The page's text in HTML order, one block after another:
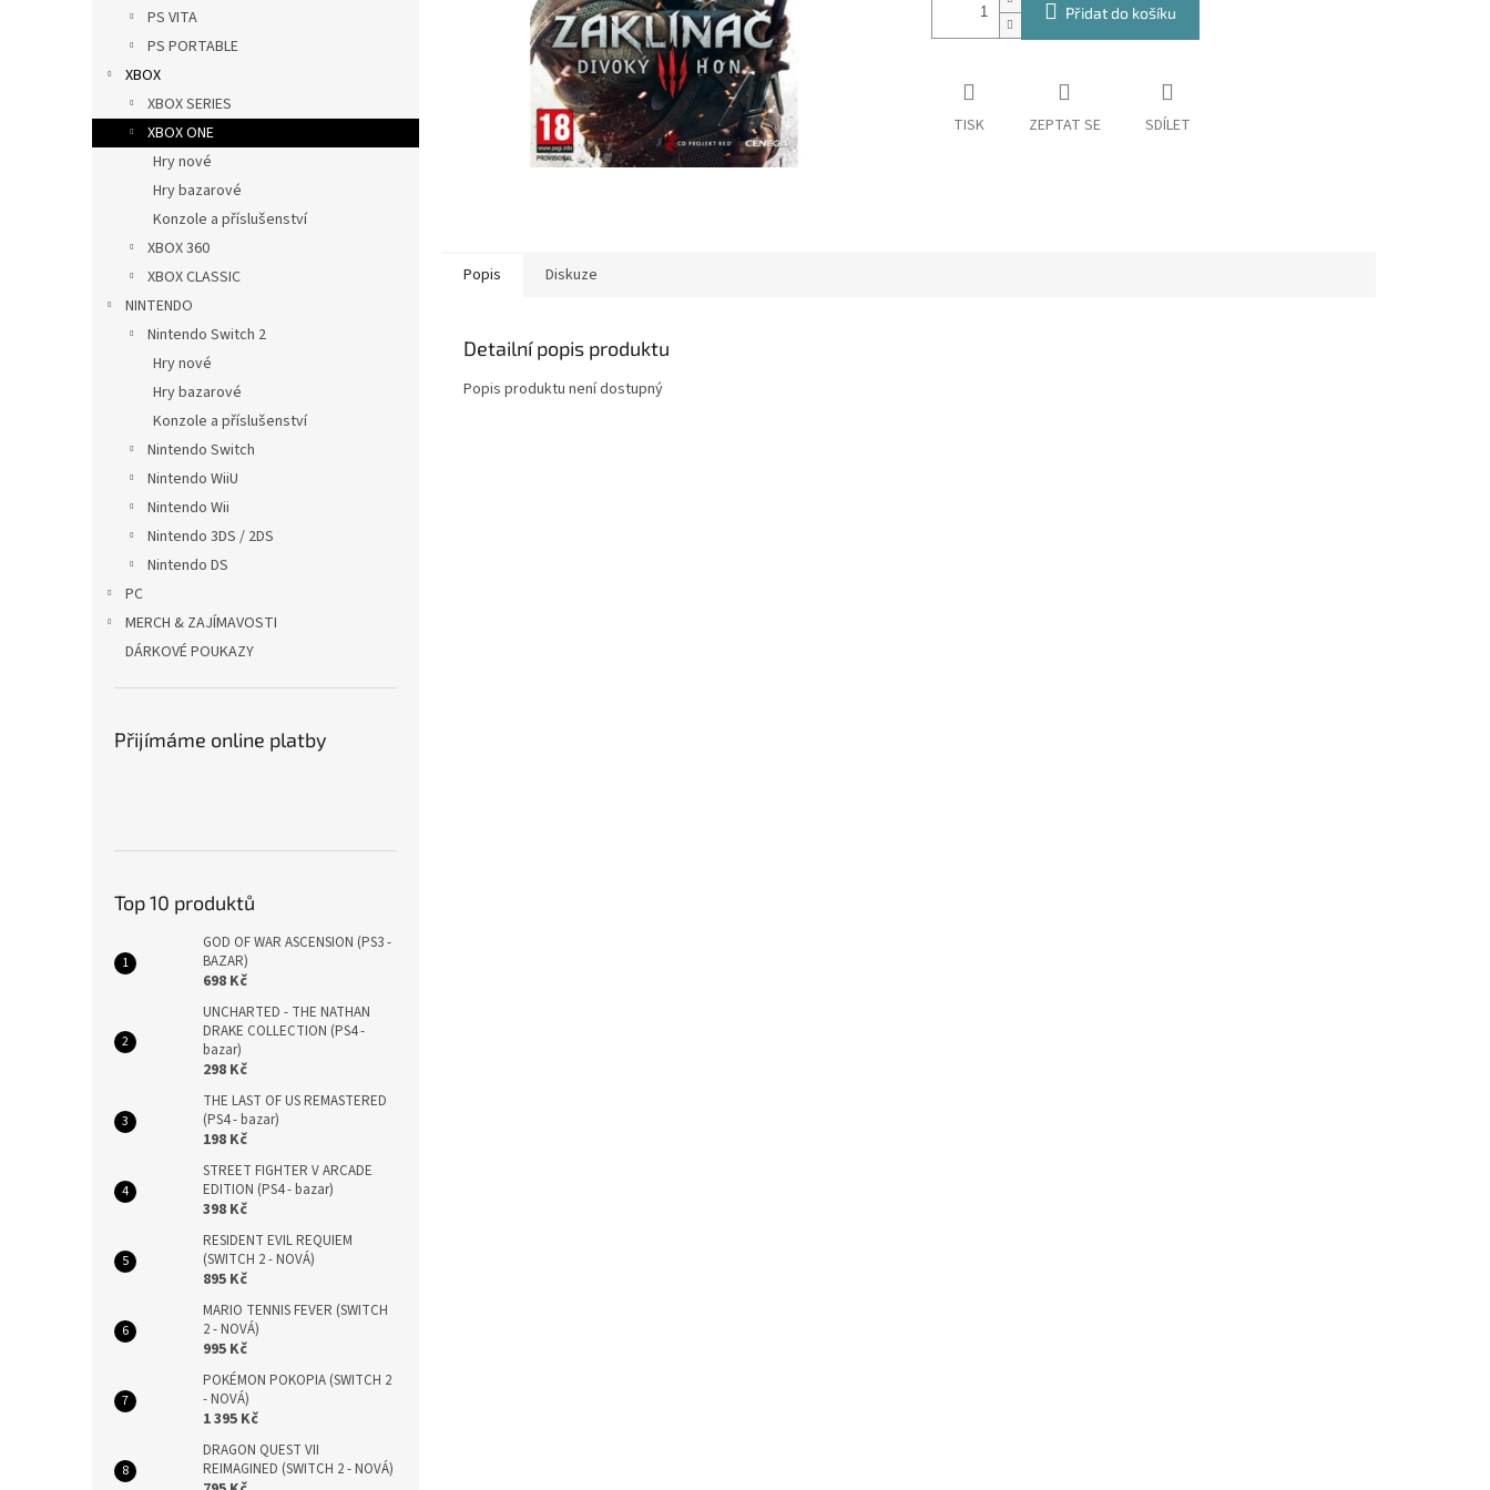
PS VITA
PS PORTABLE
XBOX
XBOX SERIES
XBOX ONE
Hry nové
Hry bazarové
Konzole a příslušenství
XBOX 360
XBOX CLASSIC
NINTENDO
Nintendo Switch 2
Hry nové
Hry bazarové
Konzole a příslušenství
Nintendo Switch
Nintendo WiiU
Nintendo Wii
Nintendo 3DS / 2DS
Nintendo DS
PC
MERCH & ZAJÍMAVOSTI
DÁRKOVÉ POUKAZY
Přijímáme online platby
Top 10 produktů
GOD OF WAR ASCENSION (PS3 -
BAZAR)
698 Kč
UNCHARTED - THE NATHAN
DRAKE COLLECTION (PS4 -
bazar)
298 Kč
THE LAST OF US REMASTERED
(PS4 - bazar)
198 Kč
STREET FIGHTER V ARCADE
EDITION (PS4 - bazar)
398 Kč
RESIDENT EVIL REQUIEM
(SWITCH 2 - NOVÁ)
895 Kč
MARIO TENNIS FEVER (SWITCH
2 - NOVÁ)
995 Kč
POKÉMON POKOPIA (SWITCH 2
- NOVÁ)
1 395 Kč
DRAGON QUEST VII
REIMAGINED (SWITCH 2 - NOVÁ)
Přidat do košíku
TISK ZEPTAT SE SDÍLET
Popis Diskuze
Detailní popis produktu
Popis produktu není dostupný